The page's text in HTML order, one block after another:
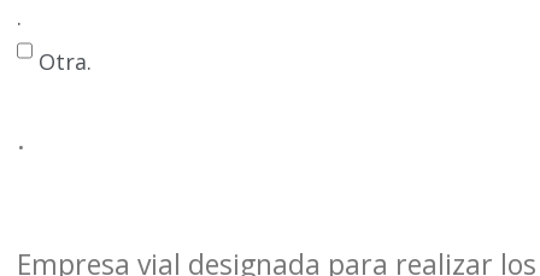
.
Otra.
.
Empresa vial designada para realizar los